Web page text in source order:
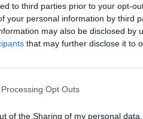
to third parties prior to your opt-
your personal information by third
may also be disclosed by
that may further disclose it to
Opt Outs
of the Sharing of my personal data.